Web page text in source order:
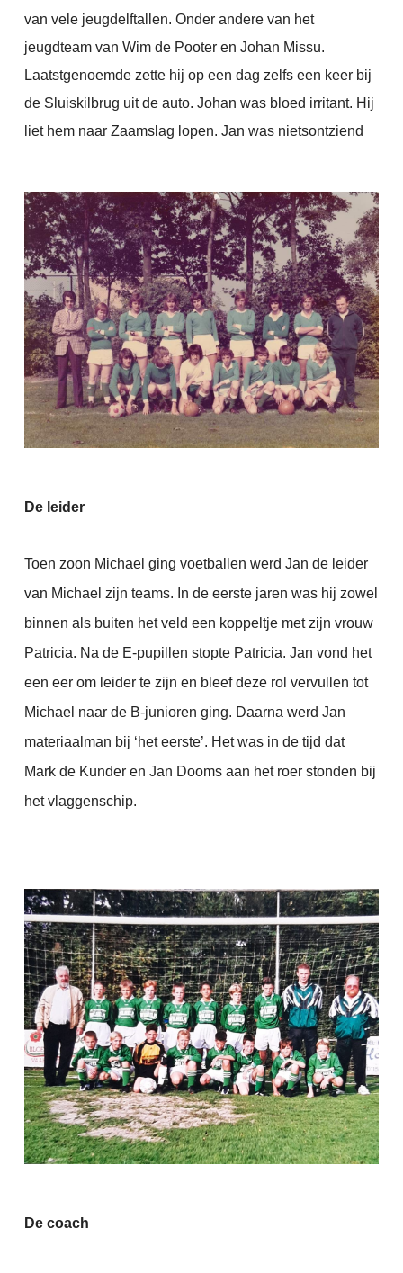
van vele jeugdelftallen. Onder andere van het
jeugdteam van Wim de Pooter en Johan Missu.
Laatstgenoemde zette hij op een dag zelfs een keer bij
de Sluiskilbrug uit de auto. Johan was bloed irritant. Hij
liet hem naar Zaamslag lopen. Jan was nietsontziend
De leider
Toen zoon Michael ging voetballen werd Jan de leider
van Michael zijn teams. In de eerste jaren was hij zowel
binnen als buiten het veld een koppeltje met zijn vrouw
Patricia. Na de E-pupillen stopte Patricia. Jan vond het
een eer om leider te zijn en bleef deze rol vervullen tot
Michael naar de B-junioren ging. Daarna werd Jan
materiaalman bij ‘het eerste’. Het was in de tijd dat
Mark de Kunder en Jan Dooms aan het roer stonden bij
het vlaggenschip.
De coach